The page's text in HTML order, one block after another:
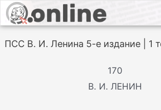
ПСС В. И. Ленина 5-е издание | 1
170
В. И. ЛЕНИН